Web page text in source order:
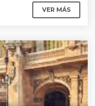
VER MÁS